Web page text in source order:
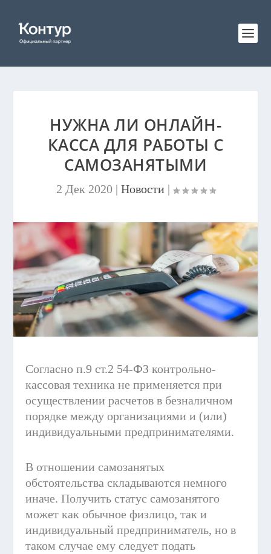
НУЖНА ЛИ ОНЛАЙН-
КАССА ДЛЯ РАБОТЫ С
САМОЗАНЯТЫМИ
2 Дек 2020| Новости |
Согласно п.9 ст.2 54-ФЗ контрольно-
кассовая техника не применяется при
осуществлении расчетов в безналичном
порядке между организациями и (или)
индивидуальными предпринимателями.
В отношении самозанятых
обстоятельства складываются немного
иначе. Получить статус самозанятого
может как обычное физлицо, так и
индивидуальный предприниматель, но в
таком случае ему следует подать